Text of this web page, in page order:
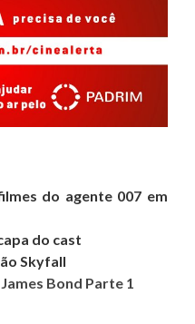
do agente 007 em
do cast
Skyfall
Bond Parte 1